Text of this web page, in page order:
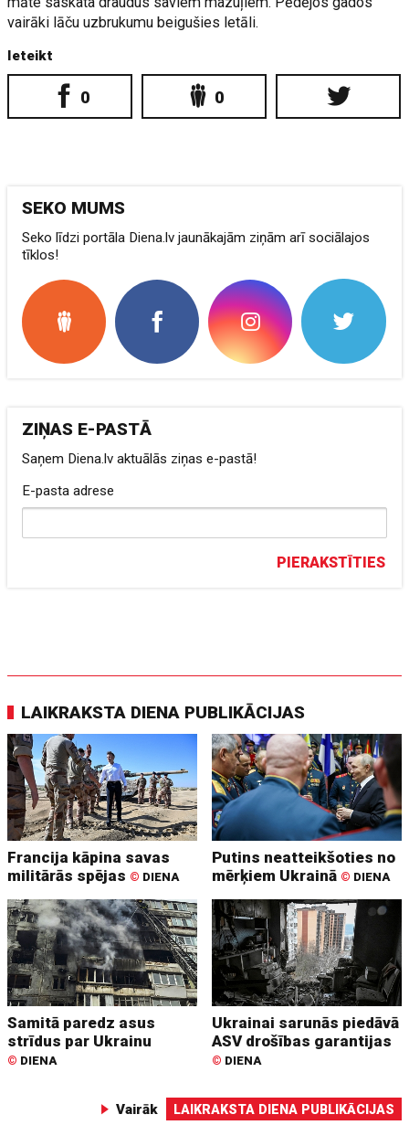
vairāki lāču uzbrukumu beigušies letāli.
Ieteikt
0 0
SEKO MUMS
Seko līdzi portāla Diena.lv jaunākajām ziņām arī sociālajos
tīklos!
ZIŅAS E-PASTĀ
Saņem Diena.lv aktuālās ziņas e-pastā!
E-pasta adrese
PIERAKSTĪTIES
LAIKRAKSTA DIENA PUBLIKĀCIJAS
Francija kāpina savas
militārās spējas © DIENA
Putins neatteikšoties no
mērķiem Ukrainā © DIENA
Samitā paredz asus
strīdus par Ukrainu
© DIENA
Ukrainai sarunās piedāvā
ASV drošības garantijas
© DIENA
Vairāk LAIKRAKSTA DIENA PUBLIKĀCIJAS